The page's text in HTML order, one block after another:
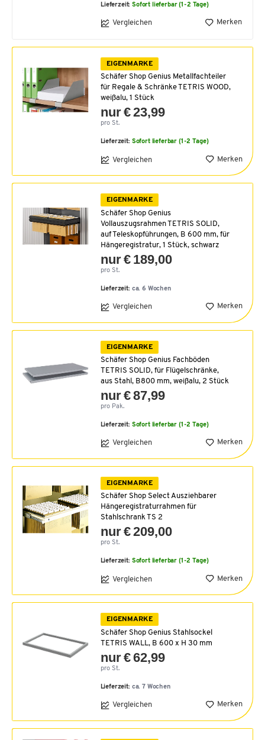
Lieferzeit:Sofort lieferbar (1-2 Tage)
Vergleichen Merken
EIGENMARKE
Schäfer Shop Genius Metallfachteiler
für Regale & Schränke TETRIS WOOD,
weißalu, 1 Stück
nur € 23,99
pro St.
Lieferzeit: Sofort lieferbar (1-2 Tage)
Vergleichen Merken
EIGENMARKE
Schäfer Shop Genius
Vollauszugsrahmen TETRIS SOLID,
auf Teleskopführungen, B 600 mm, für
Hängeregistratur, 1 Stück, schwarz
nur € 189,00
pro St.
Lieferzeit: ca. 6 Wochen
Vergleichen Merken
EIGENMARKE
Schäfer Shop Genius Fachböden
TETRIS SOLID, für Flügelschränke,
aus Stahl, B800 mm, weißalu, 2 Stück
nur € 87,99
pro Pak.
Lieferzeit: Sofort lieferbar (1-2 Tage)
Vergleichen Merken
EIGENMARKE
Schäfer Shop Select Ausziehbarer
Hängeregistraturrahmen für
Stahlschrank TS 2
nur € 209,00
pro St.
Lieferzeit: Sofort lieferbar (1-2 Tage)
Vergleichen Merken
EIGENMARKE
Schäfer Shop Genius Stahlsockel
TETRIS WALL, B 600 x H 30 mm
nur € 62,99
pro St.
Lieferzeit: ca. 7 Wochen
Vergleichen Merken